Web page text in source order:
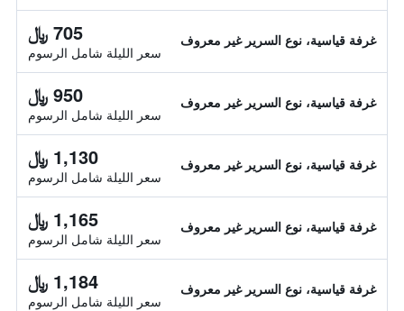
غرفة قياسية، نوع السرير غير معروف 705 ﷼
سعر الليلة شامل الرسوم
غرفة قياسية، نوع السرير غير معروف 950 ﷼
سعر الليلة شامل الرسوم
غرفة قياسية، نوع السرير غير معروف 1,130 ﷼
سعر الليلة شامل الرسوم
غرفة قياسية، نوع السرير غير معروف 1,165 ﷼
سعر الليلة شامل الرسوم
غرفة قياسية، نوع السرير غير معروف 1,184 ﷼
سعر الليلة شامل الرسوم